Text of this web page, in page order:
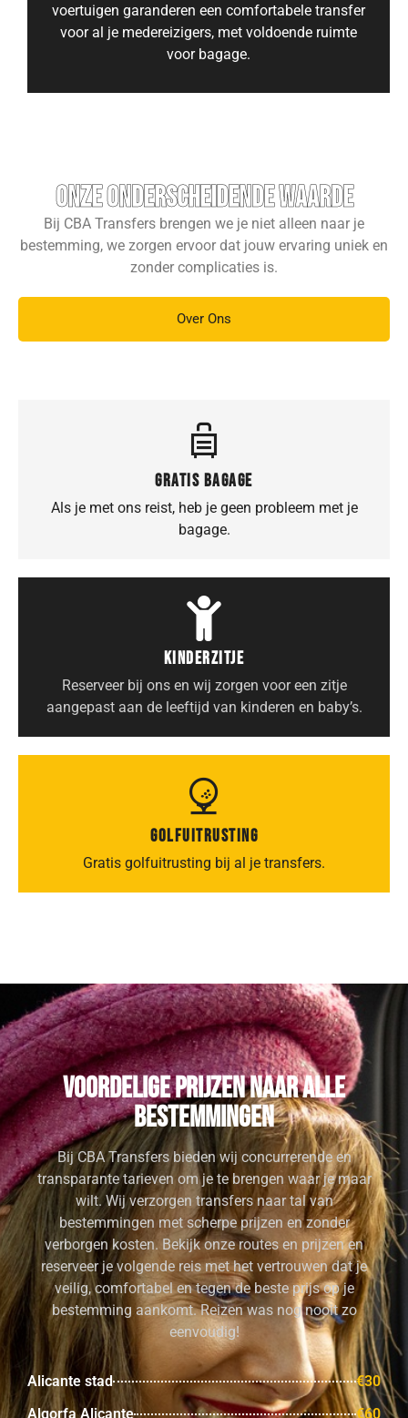
voertuigen garanderen een comfortabele transfer
voor al je medereizigers, met voldoende ruimte
voor bagage.
Onze onderscheidende waarde
Bij CBA Transfers brengen we je niet alleen naar je
bestemming, we zorgen ervoor dat jouw ervaring uniek en
zonder complicaties is.
Over Ons
GRATIS BAGAGE
Als je met ons reist, heb je geen probleem met je
bagage.
KINDERZITJE
Reserveer bij ons en wij zorgen voor een zitje
aangepast aan de leeftijd van kinderen en baby’s.
GOLFUITRUSTING
Gratis golfuitrusting bij al je transfers.
Voordelige prijzen naar alle
bestemmingen
Bij CBA Transfers bieden wij concurrerende en
transparante tarieven om je te brengen waar je maar
wilt. Wij verzorgen transfers naar tal van
bestemmingen met scherpe prijzen en zonder
verborgen kosten. Bekijk onze routes en prijzen en
reserveer je volgende reis met het vertrouwen dat je
veilig, comfortabel en tegen de beste prijs op je
bestemming aankomt. Reizen was nog nooit zo
eenvoudig!
Alicante stad
€30
Algorfa Alicante
€60